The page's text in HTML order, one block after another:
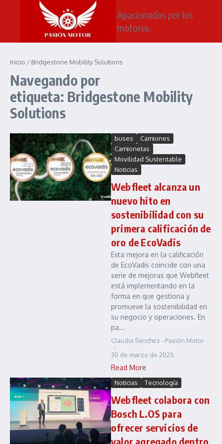
Saltar al contenido
Apasionados por los
motores.
Inicio / Bridgestone Mobility Solutions
Navegando por
etiqueta: Bridgestone Mobility
Solutions
buses
Camiones
Camionetas
Movilidad Sustentable
Noticias
Webfleet alcanza un
nuevo hito en
sostenibilidad con su
primera calificación de
oro de EcoVadis
Esta mejora en la calificación
de EcoVadis coincide con una
serie de mejoras que Webfleet
está implementando en la
forma en que gestiona y
promueve la sostenibilidad en
su negocio y operaciones. En
pa...
Claudia Sánchez - Pasión Motor
30 de marzo de 2025
Read More
Noticias Tecnología
Webfleet colabora con
Bosch L.OS para
ofrecer servicios de
valor agregado dentro